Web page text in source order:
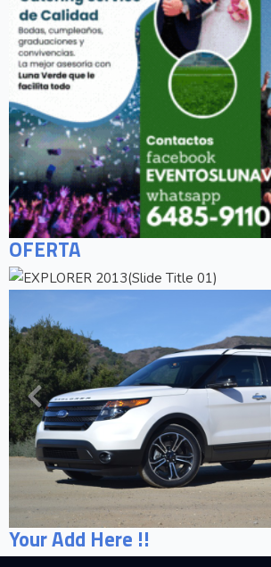
OFERTA
Your Add Here !!